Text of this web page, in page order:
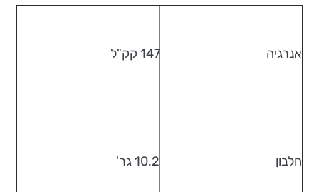
אנרגיה 147 קק"ל
חלבון 10.2 גר'